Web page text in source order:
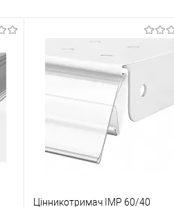
Цінникотримач IMP 60/40